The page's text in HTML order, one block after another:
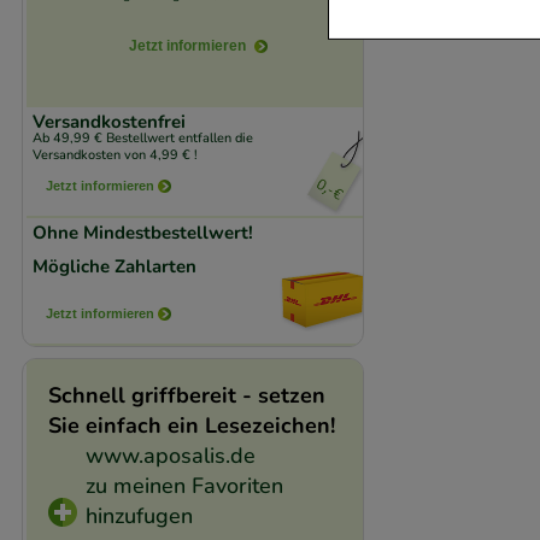
Jetzt informieren
Versandkostenfrei
Ab 49,99 € Bestellwert entfallen die
Versandkosten von 4,99 € !
Jetzt informieren
Ohne Mindestbestellwert!
Mögliche Zahlarten
Jetzt informieren
Schnell griffbereit - setzen
Sie einfach ein Lesezeichen!
www.aposalis.de
zu meinen Favoriten
hinzufugen